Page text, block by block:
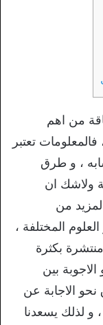
من اهم
تعتبر
، و طرق
ولاشك ان
من
المختلفة ،
بكثرة
بين
الاجابة عن
و لذلك يسعدنا